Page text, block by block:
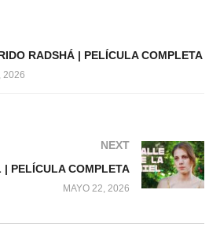
RADSHÁ | PELÍCULA COMPLETA
2026
NEXT
PELÍCULA COMPLETA
MAYO 22, 2026